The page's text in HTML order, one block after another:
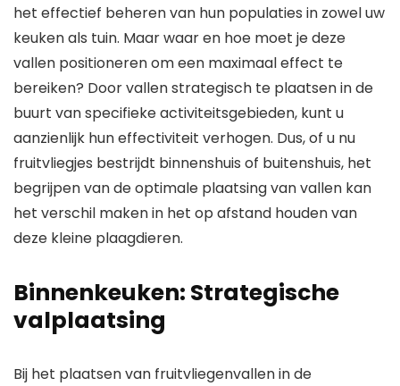
het effectief beheren van hun populaties in zowel uw
keuken als tuin. Maar waar en hoe moet je deze
vallen positioneren om een maximaal effect te
bereiken? Door vallen strategisch te plaatsen in de
buurt van specifieke activiteitsgebieden, kunt u
aanzienlijk hun effectiviteit verhogen. Dus, of u nu
fruitvliegjes bestrijdt binnenshuis of buitenshuis, het
begrijpen van de optimale plaatsing van vallen kan
het verschil maken in het op afstand houden van
deze kleine plaagdieren.
Binnenkeuken: Strategische
valplaatsing
Bij het plaatsen van fruitvliegenvallen in de